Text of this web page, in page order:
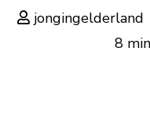
jongingelderland
8